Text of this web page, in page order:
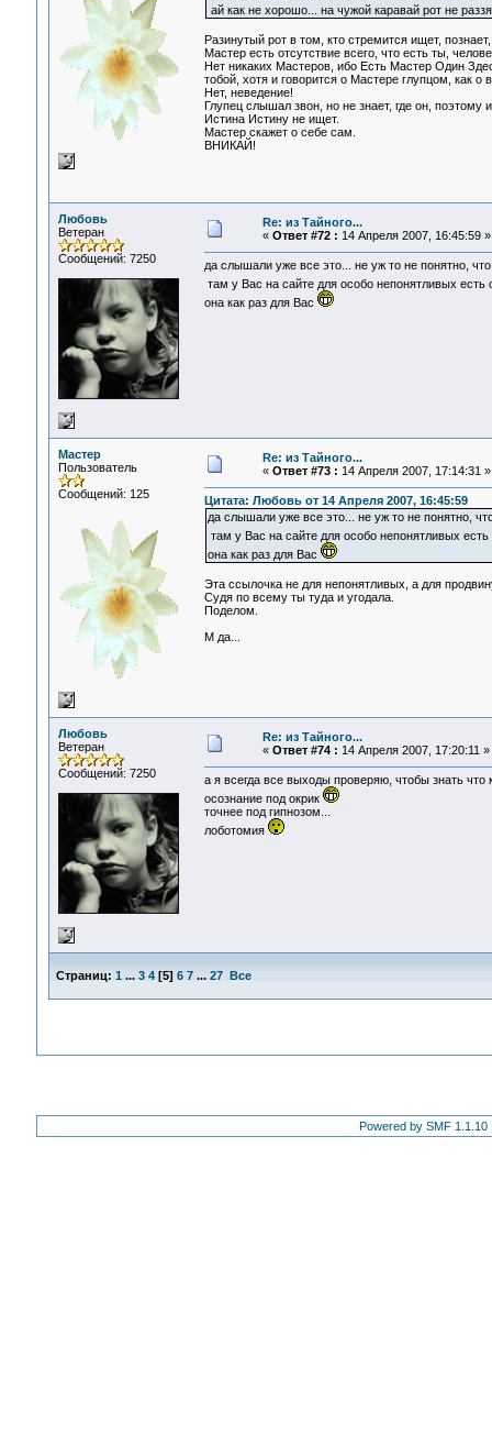
ай как не хорошо... на чужой каравай рот не
Разинутый рот в том, кто стремится ищет,
Мастер есть отсутствие всего, что есть ты,
Нет никаких Мастеров, ибо Есть Мастер Один
тобой, хотя и говорится о Мастере глупцом, как
Нет, неведение!
Глупец слышал звон, но не знает, где он, поэтому
Истина Истину не ищет.
Мастер скажет о себе сам.
ВНИКАЙ!
Любовь
Ветеран
Сообщений: 7250
Re: из Тайного...
« Ответ #72 : 14 Апреля 2007, 16:45:59 »
да слышали уже все это... не уж то не понятно,
там у Вас на сайте для особо непонятливых есть
она как раз для Вас
Мастер
Пользователь
Сообщений: 125
Re: из Тайного...
« Ответ #73 : 14 Апреля 2007, 17:14:31 »
Цитата: Любовь от 14 Апреля 2007, 16:45:59
да слышали уже все это... не уж то не понятно,
там у Вас на сайте для особо непонятливых
она как раз для Вас
Эта ссылочка не для непонятливых, а для
Судя по всему ты туда и угодала.
Поделом.
М да...
Любовь
Ветеран
Сообщений: 7250
Re: из Тайного...
« Ответ #74 : 14 Апреля 2007, 17:20:11 »
а я всегда все выходы проверяю, чтобы знать что
осознание под окрик
точнее под гипнозом...
лоботомия
Страниц: 1 ... 3 4[5] 6 7 ... 27 Все
Powered by SMF 1.1.10